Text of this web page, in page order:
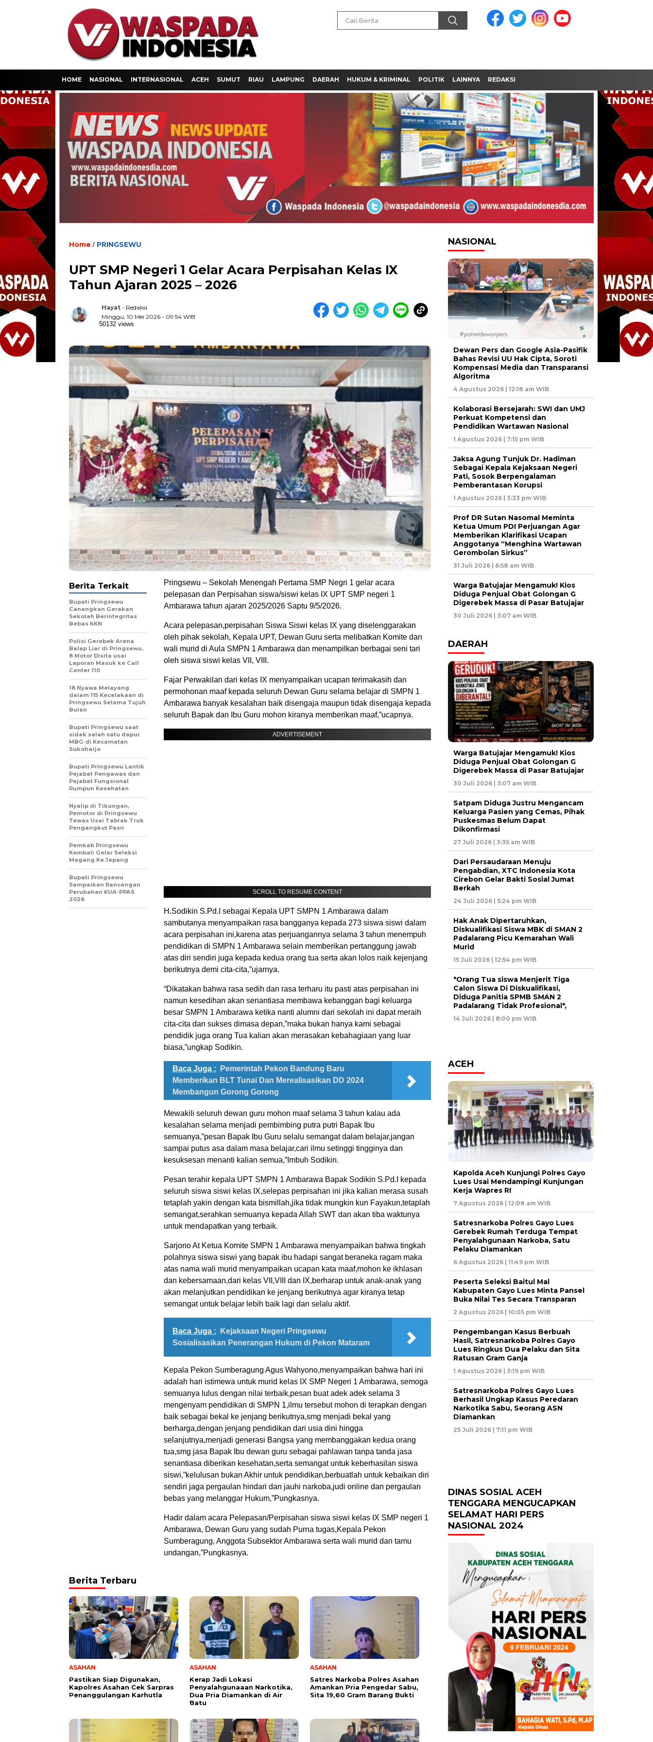
HOME NASIONAL INTERNASIONAL ACEH SUMUT RIAU LAMPUNG DAERAH HUKUM & KRIMINAL POLITIK LAINNYA REDAKSI
Home / PRINGSEWU
UPT SMP Negeri 1 Gelar Acara Perpisahan Kelas IX
Tahun Ajaran 2025 – 2026
Hayat - Redaksi
Minggu, 10 Mei 2026 - 09:54 WIB
50132 views
Pringsewu – Sekolah Menengah Pertama SMP Negri 1 gelar acara
pelepasan dan Perpisahan siswa/siswi kelas IX UPT SMP negeri 1
Ambarawa tahun ajaran 2025/2026 Saptu 9/5/2026.
Acara pelepasan,perpisahan Siswa Siswi kelas IX yang diselenggarakan
oleh pihak sekolah, Kepala UPT, Dewan Guru serta melibatkan Komite dan
wali murid di Aula SMPN 1 Ambarawa dan menampilkan berbagai seni tari
oleh siswa siswi kelas VII, VIII.
Fajar Perwakilan dari kelas IX menyampaikan ucapan terimakasih dan
permohonan maaf kepada seluruh Dewan Guru selama belajar di SMPN 1
Ambarawa banyak kesalahan baik disengaja maupun tidak disengaja kepada
seluruh Bapak dan Ibu Guru mohon kiranya memberikan maaf,”ucapnya.
ADVERTISEMENT
SCROLL TO RESUME CONTENT
H.Sodikin S.Pd.I sebagai Kepala UPT SMPN 1 Ambarawa dalam
sambutanya menyampaikan rasa bangganya kepada 273 siswa siswi dalam
acara perpisahan ini,karena atas perjuangannya selama 3 tahun menempuh
pendidikan di SMPN 1 Ambarawa selain memberikan pertanggung jawab
atas diri sendiri juga kepada kedua orang tua serta akan lolos naik kejenjang
berikutnya demi cita-cita,”ujarnya.
“Dikatakan bahwa rasa sedih dan rasa terharu itu pasti atas perpisahan ini
namun kesedihan akan senantiasa membawa kebanggan bagi keluarga
besar SMPN 1 Ambarawa ketika nanti alumni dari sekolah ini dapat meraih
cita-cita dan sukses dimasa depan,”maka bukan hanya kami sebagai
pendidik juga orang Tua kalian akan merasakan kebahagiaan yang luar
biasa,”ungkap Sodikin.
Baca Juga :
Pemerintah Pekon Bandung Baru
Memberikan BLT Tunai Dan Merealisasikan DD 2024
Membangun Gorong Gorong
Mewakili seluruh dewan guru mohon maaf selama 3 tahun kalau ada
kesalahan selama menjadi pembimbing putra putri Bapak Ibu
semuanya,”pesan Bapak Ibu Guru selalu semangat dalam belajar,jangan
sampai putus asa dalam masa belajar,cari ilmu setinggi tingginya dan
kesuksesan menanti kalian semua,”Imbuh Sodikin.
Pesan terahir kepala UPT SMPN 1 Ambarawa Bapak Sodikin S.Pd.I kepada
seluruh siswa siswi kelas IX,selepas perpisahan ini jika kalian merasa susah
tetaplah yakin dengan kata bismillah,jika tidak mungkin kun Fayakun,tetaplah
semangat,serahkan semuanya kepada Allah SWT dan akan tiba waktunya
untuk mendapatkan yang terbaik.
Sarjono At Ketua Komite SMPN 1 Ambarawa menyampaikan bahwa tingkah
polahnya siswa siswi yang bapak ibu hadapi sangat beraneka ragam maka
atas nama wali murid menyampaikan ucapan kata maaf,mohon ke ikhlasan
dan kebersamaan,dari kelas VII,VIII dan IX,berharap untuk anak-anak yang
akan melanjutkan pendidikan ke jenjang berikutnya agar kiranya tetap
semangat untuk belajar lebih baik lagi dan selalu aktif.
Baca Juga :
Kejaksaan Negeri Pringsewu
Sosialisasikan Penerangan Hukum di Pekon Mataram
Kepala Pekon Sumberagung Agus Wahyono,menyampaikan bahwa hari ini
adalah hari istimewa untuk murid kelas IX SMP Negeri 1 Ambarawa, semoga
semuanya lulus dengan nilai terbaik,pesan buat adek adek selama 3
mengenyam pendidikan di SMPN 1,ilmu tersebut mohon di terapkan dengan
baik sebagai bekal ke jenjang berikutnya,smg menjadi bekal yang
berharga,dengan jenjang pendidikan dari usia dini hingga
selanjutnya,menjadi generasi Bangsa yang membanggakan kedua orang
tua,smg jasa Bapak Ibu dewan guru sebagai pahlawan tanpa tanda jasa
senantiasa diberikan kesehatan,serta semangat untuk keberhasilan siswa
siswi,”kelulusan bukan Akhir untuk pendidikan,berbuatlah untuk kebaikan diri
sendiri jaga pergaulan hindari dan jauhi narkoba,judi online dan pergaulan
bebas yang melanggar Hukum,”Pungkasnya.
Hadir dalam acara Pelepasan/Perpisahan siswa siswi kelas IX SMP negeri 1
Ambarawa, Dewan Guru yang sudah Purna tugas,Kepala Pekon
Sumberagung, Anggota Subsektor Ambarawa serta wali murid dan tamu
undangan,”Pungkasnya.
Berita Terkait
Bupati Pringsewu
Canangkan Gerakan
Sekolah Berintegritas
Bebas KKN
Polisi Gerebek Arena
Balap Liar di Pringsewu,
8 Motor Disita usai
Laporan Masuk ke Call
Center 110
18 Nyawa Melayang
dalam 115 Kecelakaan di
Pringsewu Selama Tujuh
Bulan
Bupati Pringsewu saat
sidak salah satu dapur
MBG di Kecamatan
Sukoharjo
Bupati Pringsewu Lantik
Pejabat Pengawas dan
Pejabat Fungsional
Rumpun Kesehatan
Nyalip di Tikungan,
Pemotor di Pringsewu
Tewas Usai Tabrak Truk
Pengangkut Pasir
Pemkab Pringsewu
Kembali Gelar Seleksi
Magang Ke Jepang
Bupati Pringsewu
Sampaikan Rancangan
Perubahan KUA-PPAS
2026
Berita Terbaru
ASAHAN
Pastikan Siap Digunakan,
Kapolres Asahan Cek Sarpras
Penanggulangan Karhutla
ASAHAN
Kerap Jadi Lokasi
Penyalahgunaaan Narkotika,
Dua Pria Diamankan di Air
Batu
ASAHAN
Satres Narkoba Polres Asahan
Amankan Pria Pengedar Sabu,
Sita 19,60 Gram Barang Bukti
NASIONAL
Dewan Pers dan Google Asia-Pasifik
Bahas Revisi UU Hak Cipta, Soroti
Kompensasi Media dan Transparansi
Algoritma
4 Agustus 2026 | 12:18 am WIB
Kolaborasi Bersejarah: SWI dan UMJ
Perkuat Kompetensi dan
Pendidikan Wartawan Nasional
1 Agustus 2026 | 7:15 pm WIB
Jaksa Agung Tunjuk Dr. Hadiman
Sebagai Kepala Kejaksaan Negeri
Pati, Sosok Berpengalaman
Pemberantasan Korupsi
1 Agustus 2026 | 3:33 pm WIB
Prof DR Sutan Nasomal Meminta
Ketua Umum PDI Perjuangan Agar
Memberikan Klarifikasi Ucapan
Anggotanya “Menghina Wartawan
Gerombolan Sirkus”
31 Juli 2026 | 6:58 am WIB
Warga Batujajar Mengamuk! Kios
Diduga Penjual Obat Golongan G
Digerebek Massa di Pasar Batujajar
30 Juli 2026 | 3:07 am WIB
DAERAH
Warga Batujajar Mengamuk! Kios
Diduga Penjual Obat Golongan G
Digerebek Massa di Pasar Batujajar
30 Juli 2026 | 3:07 am WIB
Satpam Diduga Justru Mengancam
Keluarga Pasien yang Cemas, Pihak
Puskesmas Belum Dapat
Dikonfirmasi
27 Juli 2026 | 3:35 am WIB
Dari Persaudaraan Menuju
Pengabdian, XTC Indonesia Kota
Cirebon Gelar Bakti Sosial Jumat
Berkah
24 Juli 2026 | 5:24 pm WIB
Hak Anak Dipertaruhkan,
Diskualifikasi Siswa MBK di SMAN 2
Padalarang Picu Kemarahan Wali
Murid
15 Juli 2026 | 12:54 pm WIB
*Orang Tua siswa Menjerit Tiga
Calon Siswa Di Diskualifikasi,
Diduga Panitia SPMB SMAN 2
Padalarang Tidak Profesional*,
14 Juli 2026 | 8:00 pm WIB
ACEH
Kapolda Aceh Kunjungi Polres Gayo
Lues Usai Mendampingi Kunjungan
Kerja Wapres RI
7 Agustus 2026 | 12:08 am WIB
Satresnarkoba Polres Gayo Lues
Gerebek Rumah Terduga Tempat
Penyalahgunaan Narkoba, Satu
Pelaku Diamankan
6 Agustus 2026 | 11:49 pm WIB
Peserta Seleksi Baitul Mal
Kabupaten Gayo Lues Minta Pansel
Buka Nilai Tes Secara Transparan
2 Agustus 2026 | 10:05 pm WIB
Pengembangan Kasus Berbuah
Hasil, Satresnarkoba Polres Gayo
Lues Ringkus Dua Pelaku dan Sita
Ratusan Gram Ganja
1 Agustus 2026 | 3:19 pm WIB
Satresnarkoba Polres Gayo Lues
Berhasil Ungkap Kasus Peredaran
Narkotika Sabu, Seorang ASN
Diamankan
25 Juli 2026 | 7:11 pm WIB
DINAS SOSIAL ACEH
TENGGARA MENGUCAPKAN
SELAMAT HARI PERS
NASIONAL 2024